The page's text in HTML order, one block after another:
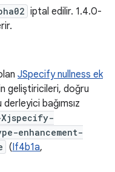
iptal edilir. 1.4.0-
JSpecify nullness ek
geliştiricileri, doğru
derleyici bağımsız
enhancement-
(If4b1a,